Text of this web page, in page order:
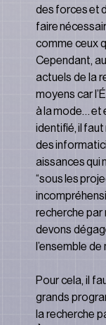
des forces et
faire
comme ceux
Cependant,
actuels de la
moyens car
à la mode… et
identifié, il faut
des
aissances qui
“sous les
recherche par
devons
l’ensemble
Pour cela, il
grands
la recherche